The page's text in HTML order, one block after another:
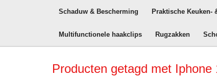
Schaduw & Bescherming Praktische Keuken-
Multifunctionele haakclips Rugzakken
Producten getagd met